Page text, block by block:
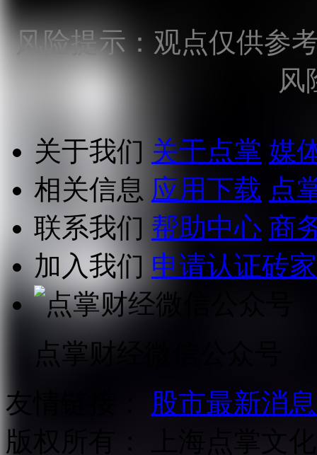
风险提示：观点仅供参
风
关于我们 关于点掌 媒
相关信息 应用下载 点
联系我们 帮助中心 商
加入我们 申请认证砖家
点掌财经微信公众号
友情链接：
股市最新消息
版权所有：
上海点掌文